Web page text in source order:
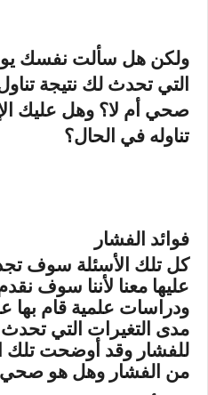
ولكن هل سألت نفسك
التي تحدث لك نتيجة
صحي أم لا؟ وهل عليك
تناوله في الحال؟
فوائد الفشار
كل تلك الأسئلة سوف تجد
عليها معنا لأننا سوف
ودراسات علمية قام بها
مدى التغيرات التي تحدث
للفشار وقد أوضحت تلك
من الفشار وهل هو صحي